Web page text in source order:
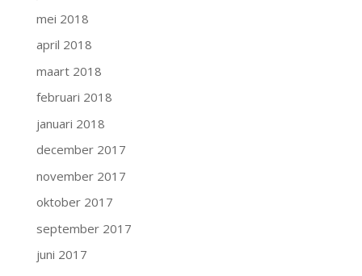
mei 2018
april 2018
maart 2018
februari 2018
januari 2018
december 2017
november 2017
oktober 2017
september 2017
juni 2017